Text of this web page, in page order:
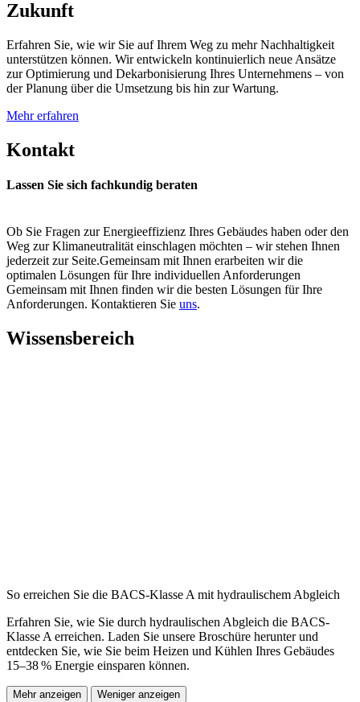
Zukunft
Erfahren Sie, wie wir Sie auf Ihrem Weg zu mehr Nachhaltigkeit
unterstützen können. Wir entwickeln kontinuierlich neue Ansätze
zur Optimierung und Dekarbonisierung Ihres Unternehmens – von
der Planung über die Umsetzung bis hin zur Wartung.
Mehr erfahren
Kontakt
Lassen Sie sich fachkundig beraten
Ob Sie Fragen zur Energieeffizienz Ihres Gebäudes haben oder den
Weg zur Klimaneutralität einschlagen möchten – wir stehen Ihnen
jederzeit zur Seite.Gemeinsam mit Ihnen erarbeiten wir die
optimalen Lösungen für Ihre individuellen Anforderungen
Gemeinsam mit Ihnen finden wir die besten Lösungen für Ihre
Anforderungen. Kontaktieren Sie uns.
Wissensbereich
So erreichen Sie die BACS-Klasse A mit hydraulischem Abgleich
Erfahren Sie, wie Sie durch hydraulischen Abgleich die BACS-
Klasse A erreichen. Laden Sie unsere Broschüre herunter und
entdecken Sie, wie Sie beim Heizen und Kühlen Ihres Gebäudes
15–38 % Energie einsparen können.
Mehr anzeigen Weniger anzeigen